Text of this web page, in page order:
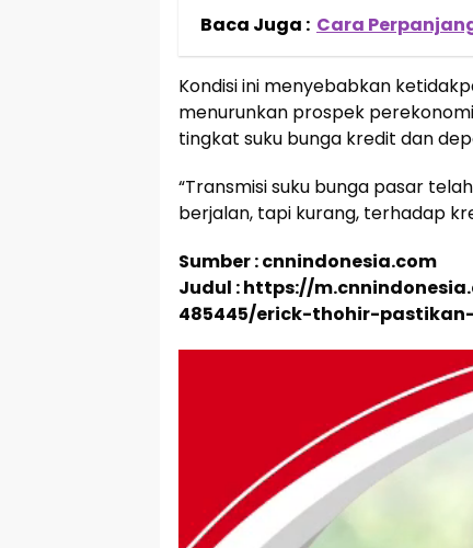
Baca Juga : Cara
Kondisi ini menyebabkan
menurunkan prospek
tingkat suku bunga kredit dan
“Transmisi suku bunga pasar
berjalan, tapi kurang, terhadap
Sumber : cnnindonesia.com
Judul : https://
485445/erick-thohir-